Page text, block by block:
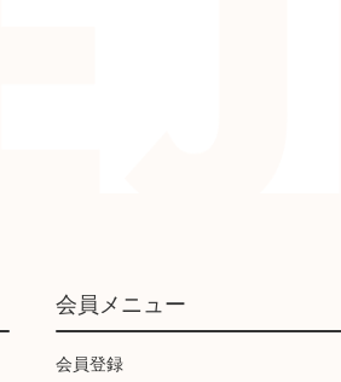
会員メニュー
会員登録